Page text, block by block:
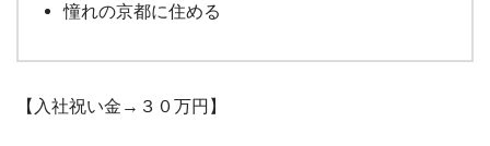
憧れの京都に住める
【入社祝い金→３０万円】